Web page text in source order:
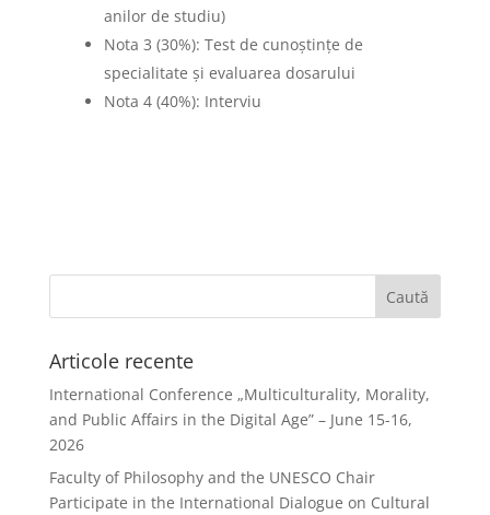
anilor de studiu)
Nota 3 (30%): Test de cunoștințe de
specialitate și evaluarea dosarului
Nota 4 (40%): Interviu
Articole recente
International Conference „Multiculturality, Morality,
and Public Affairs in the Digital Age” – June 15-16,
2026
Faculty of Philosophy and the UNESCO Chair
Participate in the International Dialogue on Cultural